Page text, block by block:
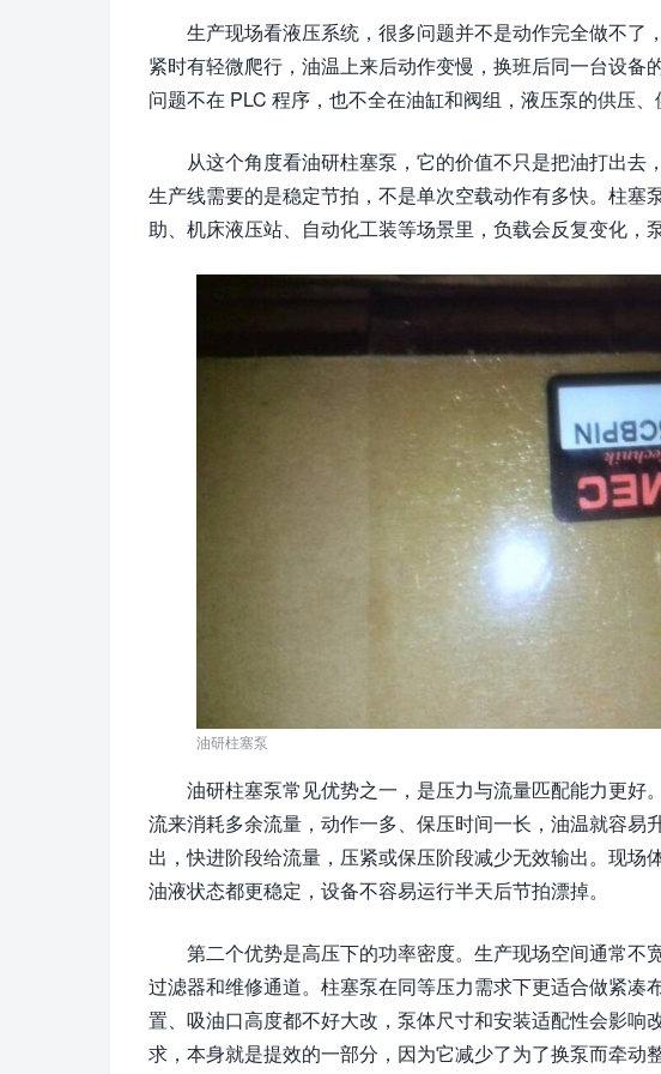
生产现场看液压系统，很多问题并不是动作完全做不了
紧时有轻微爬行，油温上来后动作变慢，换班后同一台设
问题不在 PLC 程序，也不全在油缸和阀组，液压泵的供压、
从这个角度看油研柱塞泵，它的价值不只是把油打出去
生产线需要的是稳定节拍，不是单次空载动作有多快。柱塞
助、机床液压站、自动化工装等场景里，负载会反复变化，
油研柱塞泵
油研柱塞泵常见优势之一，是压力与流量匹配能力更好
流来消耗多余流量，动作一多、保压时间一长，油温就容易
出，快进阶段给流量，压紧或保压阶段减少无效输出。现场
油液状态都更稳定，设备不容易运行半天后节拍漂掉。
第二个优势是高压下的功率密度。生产现场空间通常不
过滤器和维修通道。柱塞泵在同等压力需求下更适合做紧凑
置、吸油口高度都不好大改，泵体尺寸和安装适配性会影响
求，本身就是提效的一部分，因为它减少了为了换泵而牵动